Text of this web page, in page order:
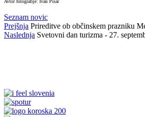
Avtor fotografije: Ivan Pisar
Seznam novic
Prejšnja Prireditve ob občinskem prazniku
Naslednja Svetovni dan turizma - 27.